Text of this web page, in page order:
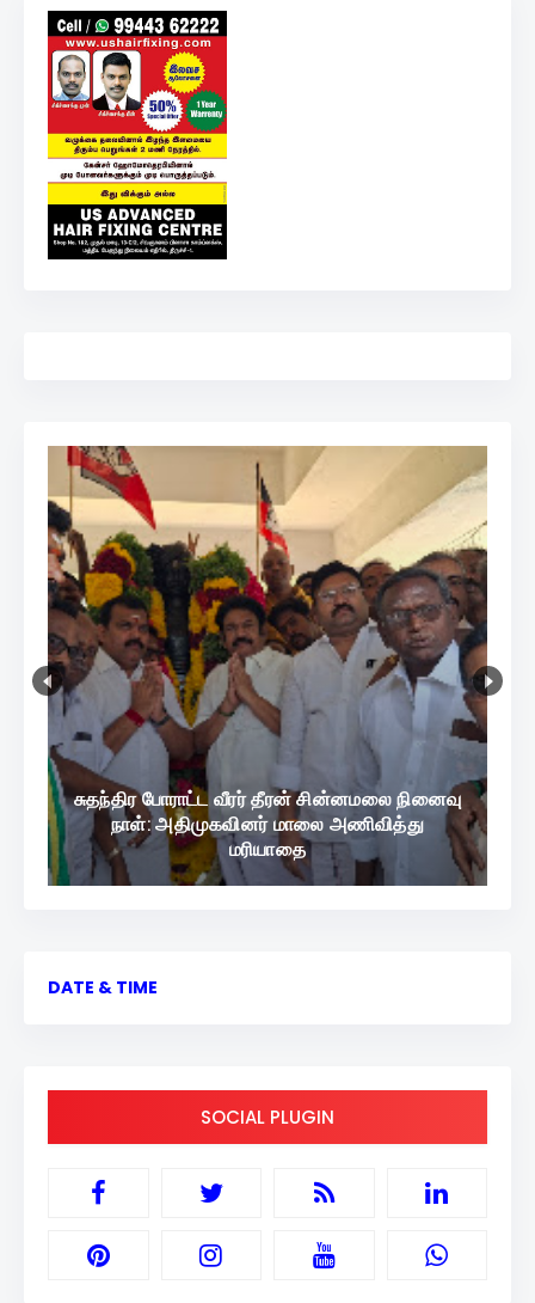
சுதந்திர போராட்ட வீரர் தீரன் சின்னமலை நினைவு
நாள்: அதிமுகவினர் மாலை அணிவித்து
மரியாதை
DATE & TIME
SOCIAL PLUGIN